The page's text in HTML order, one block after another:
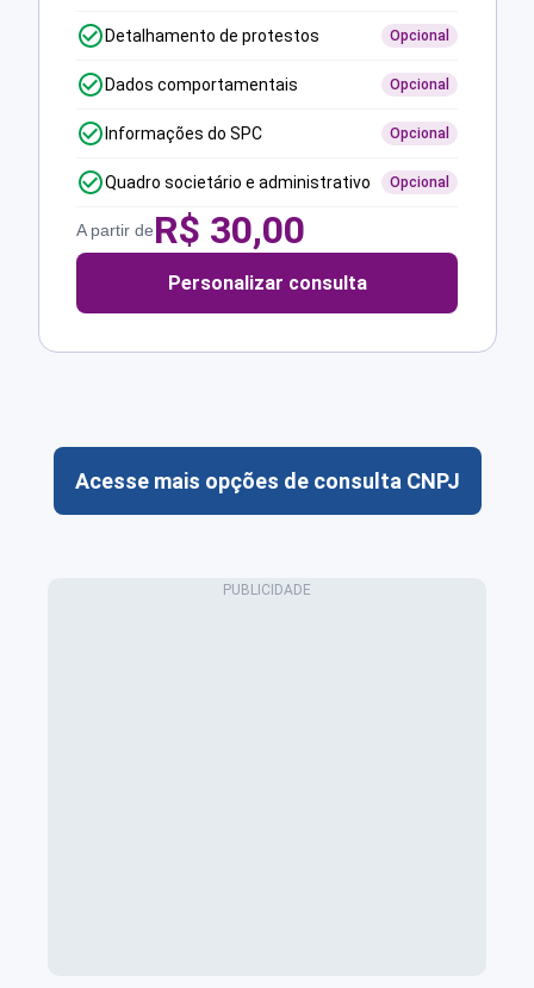
Detalhamento de protestos Opcional
Dados comportamentais Opcional
Informações do SPC Opcional
Quadro societário e administrativo Opcional
A partir deR$ 30,00
Personalizar consulta
Acesse mais opções de consulta CNPJ